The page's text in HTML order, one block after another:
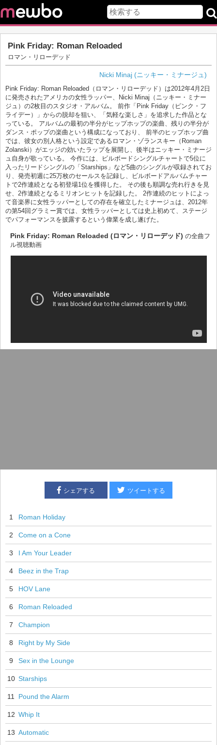
Pink Friday: Roman Reloaded
ロマン・リローデッド
Nicki Minaj (ニッキー・ミナージュ)
Pink Friday: Roman Reloaded（ロマン・リローデッド）は2012年4月2日
に発売されたアメリカの女性ラッパー、Nicki Minaj（ニッキー・ミナー
ジュ）の2枚目のスタジオ・アルバム。 前作「Pink Friday（ピンク・フ
ライデー）」からの脱却を狙い、「気軽な楽しさ」を追求した作品とな
っている。 アルバムの最初の半分がヒップホップの楽曲、残りの半分が
ダンス・ポップの楽曲という構成になっており、 前半のヒップホップ曲
では、彼女の別人格という設定であるロマン・ゾランスキー（Roman
Zolanski）がエッジの効いたラップを展開し、後半はニッキー・ミナージ
ュ自身が歌っている。 今作には、ビルボードシングルチャートで5位に
入ったリードシングルの「Starships」など5曲のシングルが収録されてお
り、発売初週に25万枚のセールスを記録し、ビルボードアルバムチャー
トで2作連続となる初登場1位を獲得した。 その後も順調な売れ行きを見
せ、2作連続となるミリオンヒットを記録した。 2作連続のヒットによっ
て音楽界に女性ラッパーとしての存在を確立したミナージュは、2012年
の第54回グラミー賞では、女性ラッパーとしては史上初めて、ステージ
でパフォーマンスを披露するという偉業を成し遂げた。
Pink Friday: Roman Reloaded (ロマン・リローデッド) の全曲フ
ル視聴動画
シェアする ツイートする
1 Roman Holiday
2 Come on a Cone
3 I Am Your Leader
4 Beez in the Trap
5 HOV Lane
6 Roman Reloaded
7 Champion
8 Right by My Side
9 Sex in the Lounge
10 Starships
11 Pound the Alarm
12 Whip It
13 Automatic